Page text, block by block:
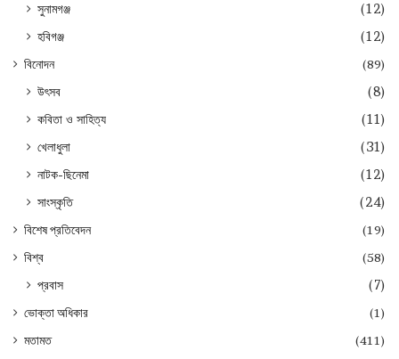
সুনামগঞ্জ
(12)
হবিগঞ্জ
(12)
বিনোদন (89)
উৎসব
(8)
কবিতা ও সাহিত্য
(11)
খেলাধুলা
(31)
নাটক-ছিনেমা
(12)
সাংস্কৃতি
(24)
বিশেষ প্রতিবেদন
(19)
বিশ্ব
(58)
প্রবাস (7)
ভোক্তা অধিকার
(1)
মতামত
(411)